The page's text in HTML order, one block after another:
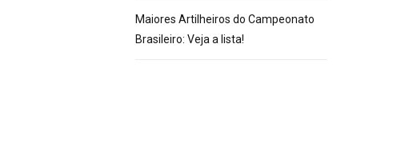
Maiores Artilheiros do Campeonato
Brasileiro: Veja a lista!